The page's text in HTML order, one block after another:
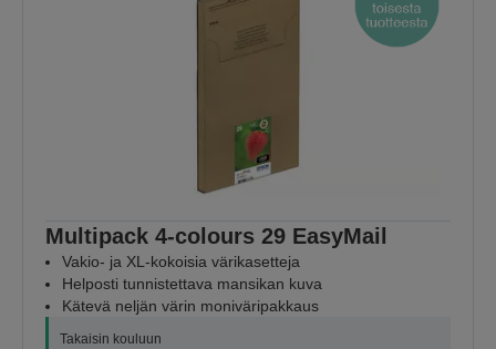
Multipack 4-colours 29 EasyMail
Vakio- ja XL-kokoisia värikasetteja
Helposti tunnistettava mansikan kuva
Kätevä neljän värin moniväripakkaus
Takaisin kouluun